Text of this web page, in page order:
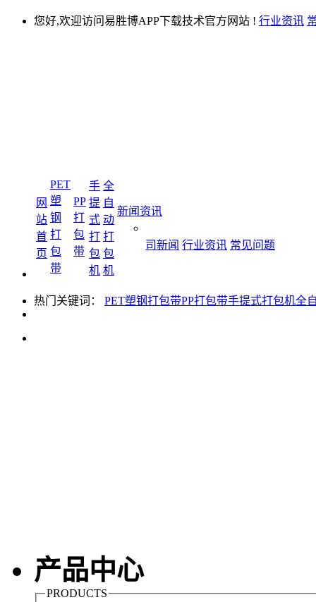
您好,欢迎访问易胜博APP下载技术官方网站 ! 行业资讯
网
站
首
页
PET
塑
钢
打
包
带
PP
打
包
带
手
提
式
打
包
机
全
自
动
打
包
机
新闻资讯
司新闻 行业资讯 常见问题
热门关键词： PET塑钢打包带PP打包带手提式打包机全
产品中心
PRODUCTS